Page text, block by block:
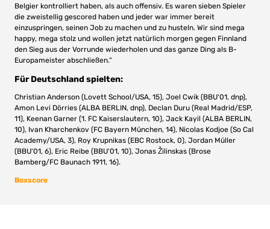
Belgier kontrolliert haben, als auch offensiv. Es waren sieben Spieler
die zweistellig gescored haben und jeder war immer bereit
einzuspringen, seinen Job zu machen und zu husteln. Wir sind mega
happy, mega stolz und wollen jetzt natürlich morgen gegen Finnland
den Sieg aus der Vorrunde wiederholen und das ganze Ding als B-
Europameister abschließen.“
Für Deutschland spielten:
Christian Anderson (Lovett School/USA, 15), Joel Cwik (BBU‘01, dnp),
Amon Levi Dörries (ALBA BERLIN, dnp), Declan Duru (Real Madrid/ESP,
11), Keenan Garner (1. FC Kaiserslautern, 10), Jack Kayil (ALBA BERLIN,
10), Ivan Kharchenkov (FC Bayern München, 14), Nicolas Kodjoe (So Cal
Academy/USA, 3), Roy Krupnikas (EBC Rostock, 0), Jordan Müller
(BBU‘01, 6), Eric Reibe (BBU‘01, 10), Jonas Žilinskas (Brose
Bamberg/FC Baunach 1911, 16).
Boxscore